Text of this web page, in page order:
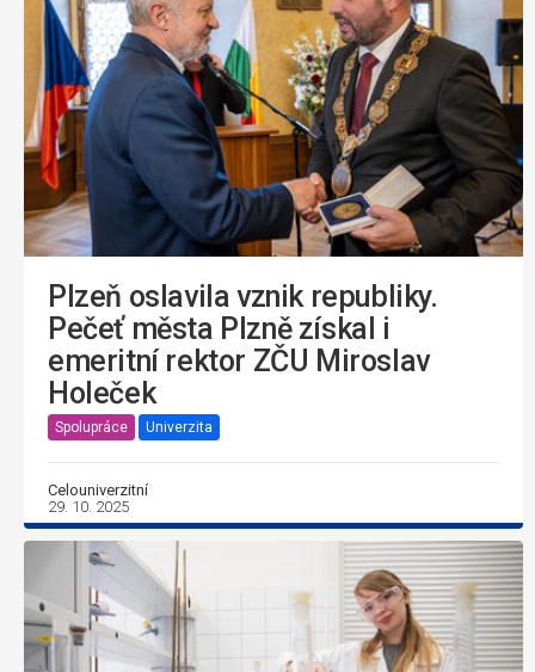
Plzeň oslavila vznik republiky.
Pečeť města Plzně získal i
emeritní rektor ZČU Miroslav
Holeček
Spolupráce Univerzita
Celouniverzitní
29. 10. 2025